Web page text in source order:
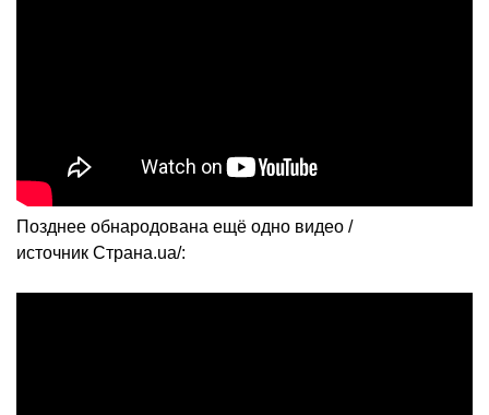
Позднее обнародована ещё одно видео /
источник Страна.ua/: